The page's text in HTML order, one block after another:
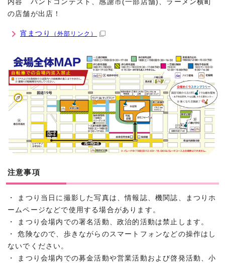
内容 バンドコンテスト、感謝市(一部店舗)、ラーメン横町
の店舗が出店！
宵まつり （外部リンク）
注意事項
・ まつり当日に撮影した写真は、情報誌、機関誌、まつりホ
ームページなどで使用する場合があります。
・ まつり会場内での署名活動、政治的活動は禁止します。
・ 危険なので、歩きながらのスマートフォンなどの操作はし
ないでください。
・ まつり会場内での募金活動や営業活動および啓発活動、小